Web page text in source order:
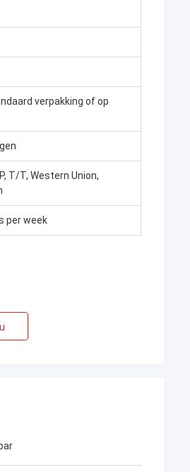
verpakking of op
T/T, Western Union,
per week